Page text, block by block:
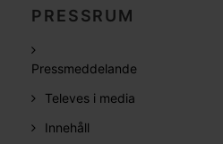
PRESSRUM
Pressmeddelande
Televes i media
Innehåll